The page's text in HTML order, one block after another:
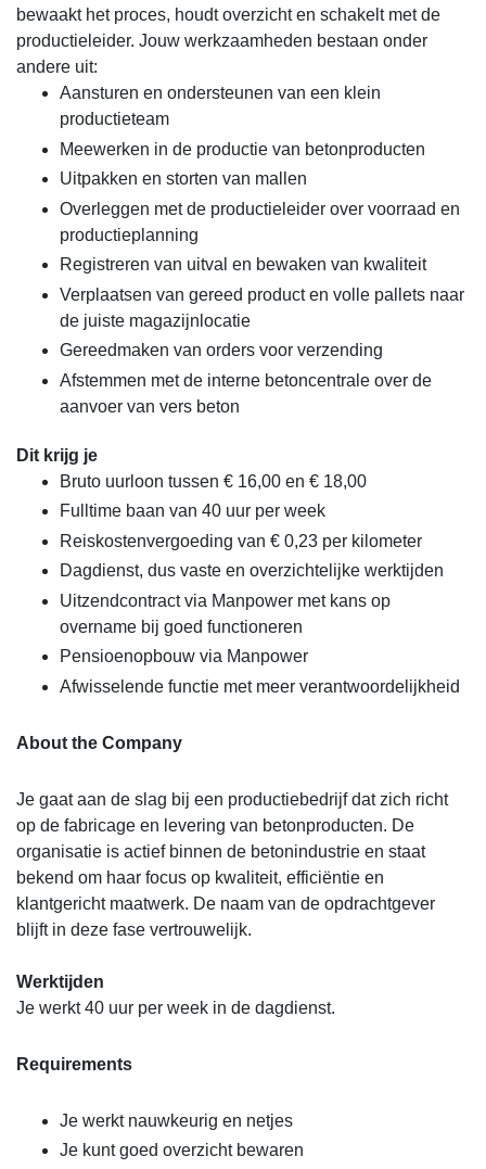
bewaakt het proces, houdt overzicht en schakelt met de
productieleider. Jouw werkzaamheden bestaan onder
andere uit:
Aansturen en ondersteunen van een klein
productieteam
Meewerken in de productie van betonproducten
Uitpakken en storten van mallen
Overleggen met de productieleider over voorraad en
productieplanning
Registreren van uitval en bewaken van kwaliteit
Verplaatsen van gereed product en volle pallets naar
de juiste magazijnlocatie
Gereedmaken van orders voor verzending
Afstemmen met de interne betoncentrale over de
aanvoer van vers beton
Dit krijg je
Bruto uurloon tussen € 16,00 en € 18,00
Fulltime baan van 40 uur per week
Reiskostenvergoeding van € 0,23 per kilometer
Dagdienst, dus vaste en overzichtelijke werktijden
Uitzendcontract via Manpower met kans op
overname bij goed functioneren
Pensioenopbouw via Manpower
Afwisselende functie met meer verantwoordelijkheid
About the Company
Je gaat aan de slag bij een productiebedrijf dat zich richt
op de fabricage en levering van betonproducten. De
organisatie is actief binnen de betonindustrie en staat
bekend om haar focus op kwaliteit, efficiëntie en
klantgericht maatwerk. De naam van de opdrachtgever
blijft in deze fase vertrouwelijk.
Werktijden
Je werkt 40 uur per week in de dagdienst.
Requirements
Je werkt nauwkeurig en netjes
Je kunt goed overzicht bewaren